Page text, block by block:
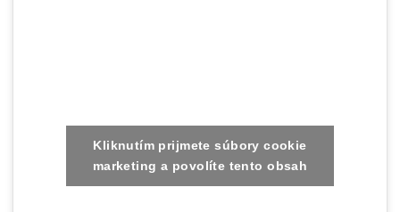
Kliknutím prijmete súbory cookie
marketing a povolíte tento obsah